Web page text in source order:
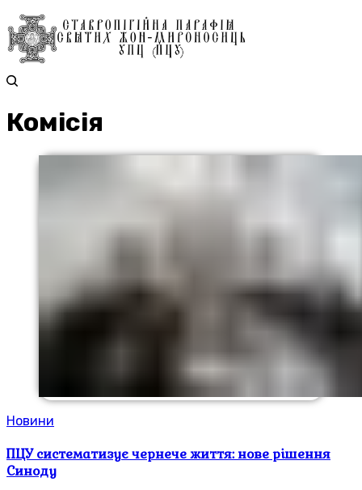
Комісія
Новини
ПЦУ систематизує чернече життя: нове рішення
Синоду